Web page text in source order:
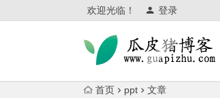
欢迎光临！ 登录
首页 ppt 文章